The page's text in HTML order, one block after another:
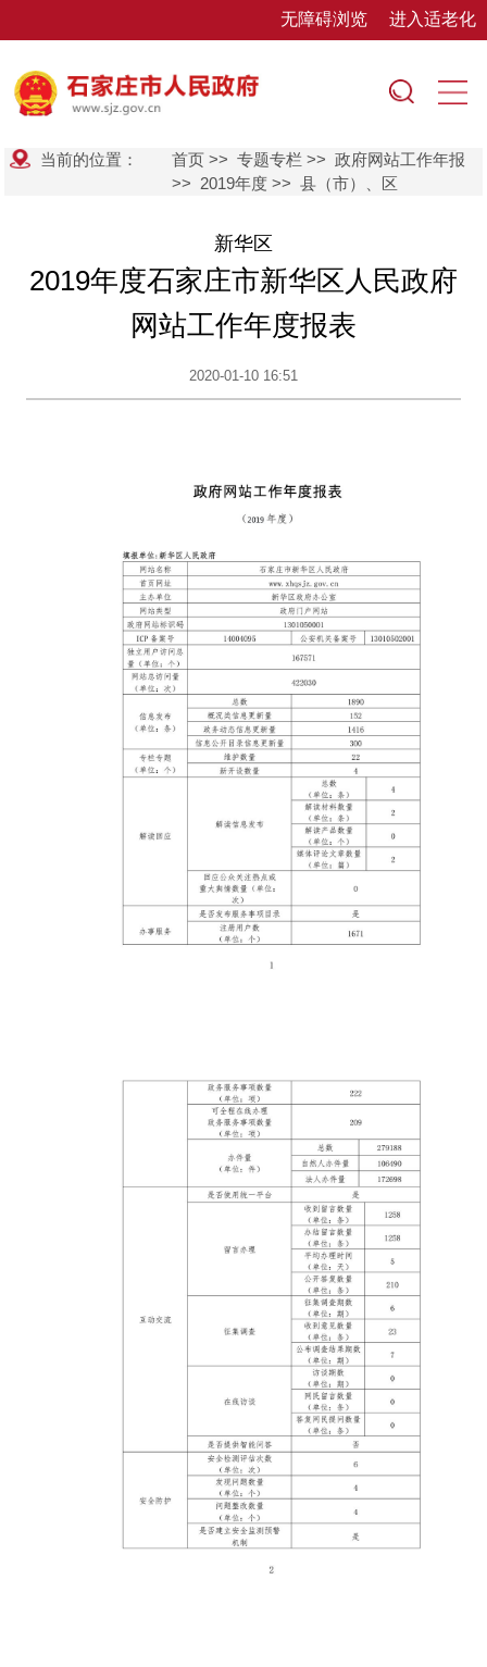
无障碍浏览 进入适老化
当前的位置： 首页 >>专题专栏 >>政府网站工作年报
>> 2019年度 >>县（市）、区
新华区
2019年度石家庄市新华区人民政府
网站工作年度报表
2020-01-10 16:51